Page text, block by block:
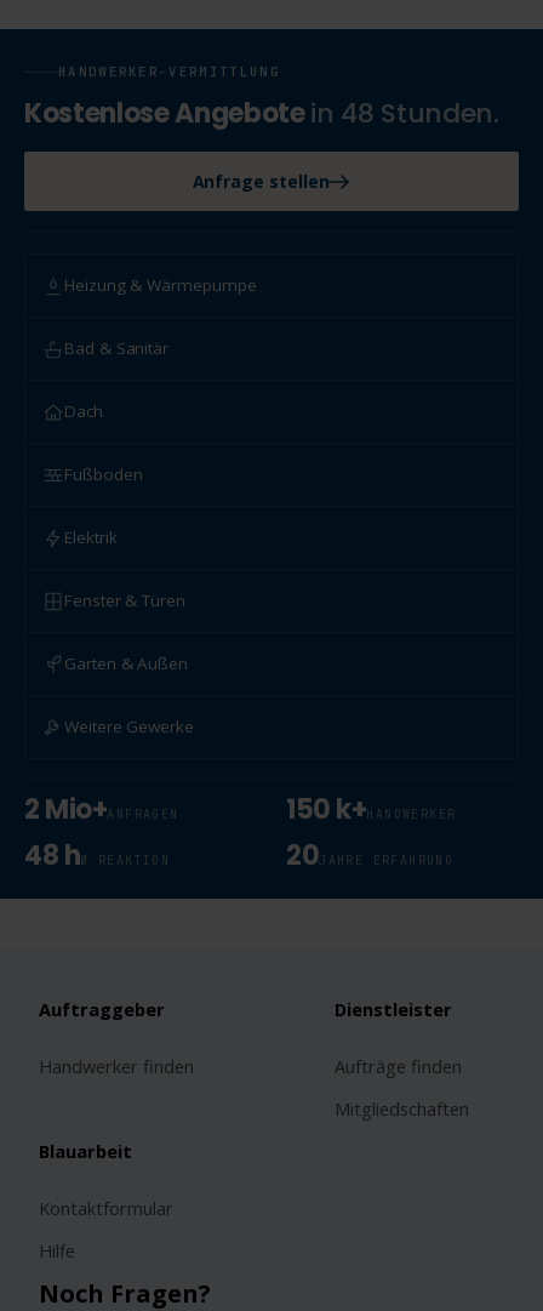
HANDWERKER-VERMITTLUNG
Kostenlose Angebotein 48 Stunden.
Anfrage stellen
Heizung & Wärmepumpe
Bad & Sanitär
Dach
Fußboden
Elektrik
Fenster & Türen
Garten & Außen
Weitere Gewerke
2 Mio+ANFRAGEN 150 k+HANDWERKER
48 hØ REAKTION 20JAHRE ERFAHRUNG
Noch Fragen?
Auftraggeber
Handwerker finden
Dienstleister
Aufträge finden
Mitgliedschaften
Blauarbeit
Kontaktformular
Hilfe